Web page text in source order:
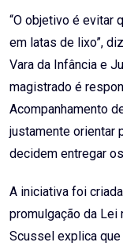
“O objetivo é evitar
em latas de lixo”,
Vara da Infância e
magistrado é
Acompanhamento
justamente orientar
decidem entregar
A iniciativa foi
promulgação da Lei
Scussel explica